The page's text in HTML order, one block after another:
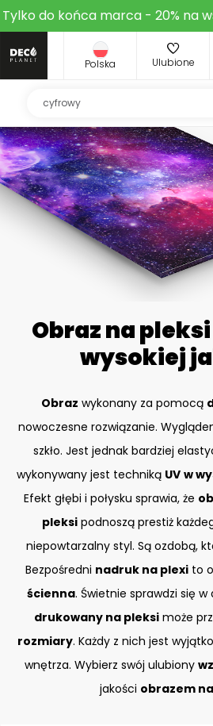
Tylko do końca marca - 20% na
Polska Ulubione
Obraz na
wysokiej
Obraz wykonany za pomocą
nowoczesne rozwiązanie.
szkło. Jest jednak bardziej
wykonywany jest techniką UV w
Efekt głębi i połysku sprawia, że
pleksipodnoszą prestiż
niepowtarzalny styl. Są ozdobą,
Bezpośredni nadruk na plexito
ścienna. Świetnie sprawdzi się w
drukowany na pleksimoże
rozmiary. Każdy z nich jest
wnętrza. Wybierz swój ulubiony
jakości obrazem